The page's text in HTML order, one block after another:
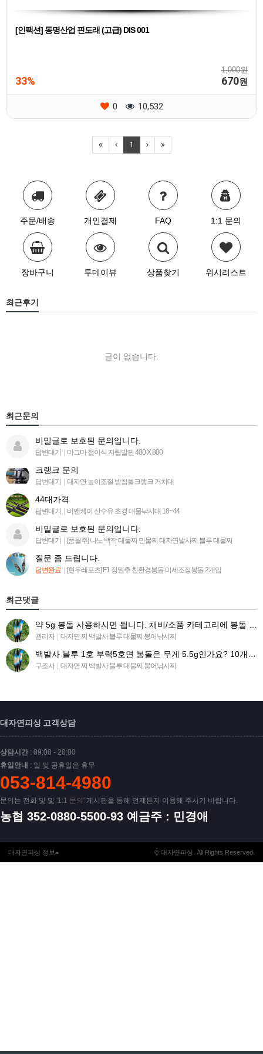
[인팩션] 동명산업 핀도래 (고급) DIS 001
1,000원
33% 670원
0 10,532
1
주문/배송 개인결제 FAQ 1:1 문의
장바구니 투데이뷰 상품찾기 위시리스트
최근후기
글이 없습니다.
최근문의
비밀글로 보호된 문의입니다.
답변대기 마그마 접이식 자립발판 400 X 800
크랭크 문의
답변대기 대자연 높이조절 받침틀크랭크 거치대
44대가격
답변대기 비앤케이 산수유 초경 대물낚시대 18~44
비밀글로 보호된 문의입니다.
답변대기 [풍월주] 나노 백작 대물찌 민물찌 대자연발사찌 블루 대물찌
질문 좀 드립니다.
답변완료 [현우레포츠] F1 정밀추 친환경봉돌 미세조정봉돌 2개입
최근댓글
약 5g 봉돌 사용하시면 됩니다. 채비/소품 카테고리에 봉돌 목록 들어가시면 찾아보실수 있습니다 ^^.
관리자 대자연 찌 백발사 블루 대물찌 붕어낚시찌
백발사 블루 1호 부력5호면 봉돌은 무게 5.5g인가요? 10개 구매시 유동봉돌(유동추.봉돌) 똑같이 구매하…
구조사 대자연 찌 백발사 블루 대물찌 붕어낚시찌
대자연피싱 고객상담
상담시간 : 09:00 - 20:00
휴일안내 : 일 및 공휴일은 휴무
053-814-4980
문의는 전화 및 및 '1:1 문의' 게시판을 통해 언제든지 이용해 주시기 바랍니다.
농협 352-0880-5500-93 예금주 : 민경애
대자연피싱 정보 © 대자연피싱. All Rights Reserved.